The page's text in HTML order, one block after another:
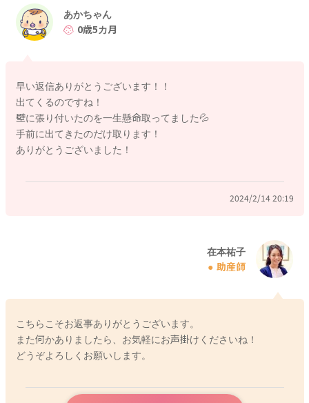
あかちゃん
0歳5カ月
早い返信ありがとうございます！！
出てくるのですね！
壁に張り付いたのを一生懸命取ってました💦
手前に出てきたのだけ取ります！
ありがとうございました！
2024/2/14 20:19
在本祐子
助産師
こちらこそお返事ありがとうございます。
また何かありましたら、お気軽にお声掛けくださいね！
どうぞよろしくお願いします。